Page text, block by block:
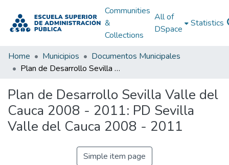
Communities
&
Collections
All of
DSpace
Statistics
Home Municipios
Documentos Municipales
Plan de Desarrollo Sevilla Valle del Cauca 2008 - 2011: PD Sevilla Valle del Cauca 2008 - 2011
Plan de Desarrollo Sevilla Valle del
Cauca 2008 - 2011: PD Sevilla
Valle del Cauca 2008 - 2011
Simple item page